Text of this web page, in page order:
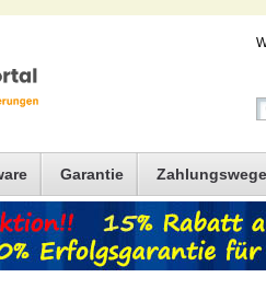
Garantie Zahlungswege